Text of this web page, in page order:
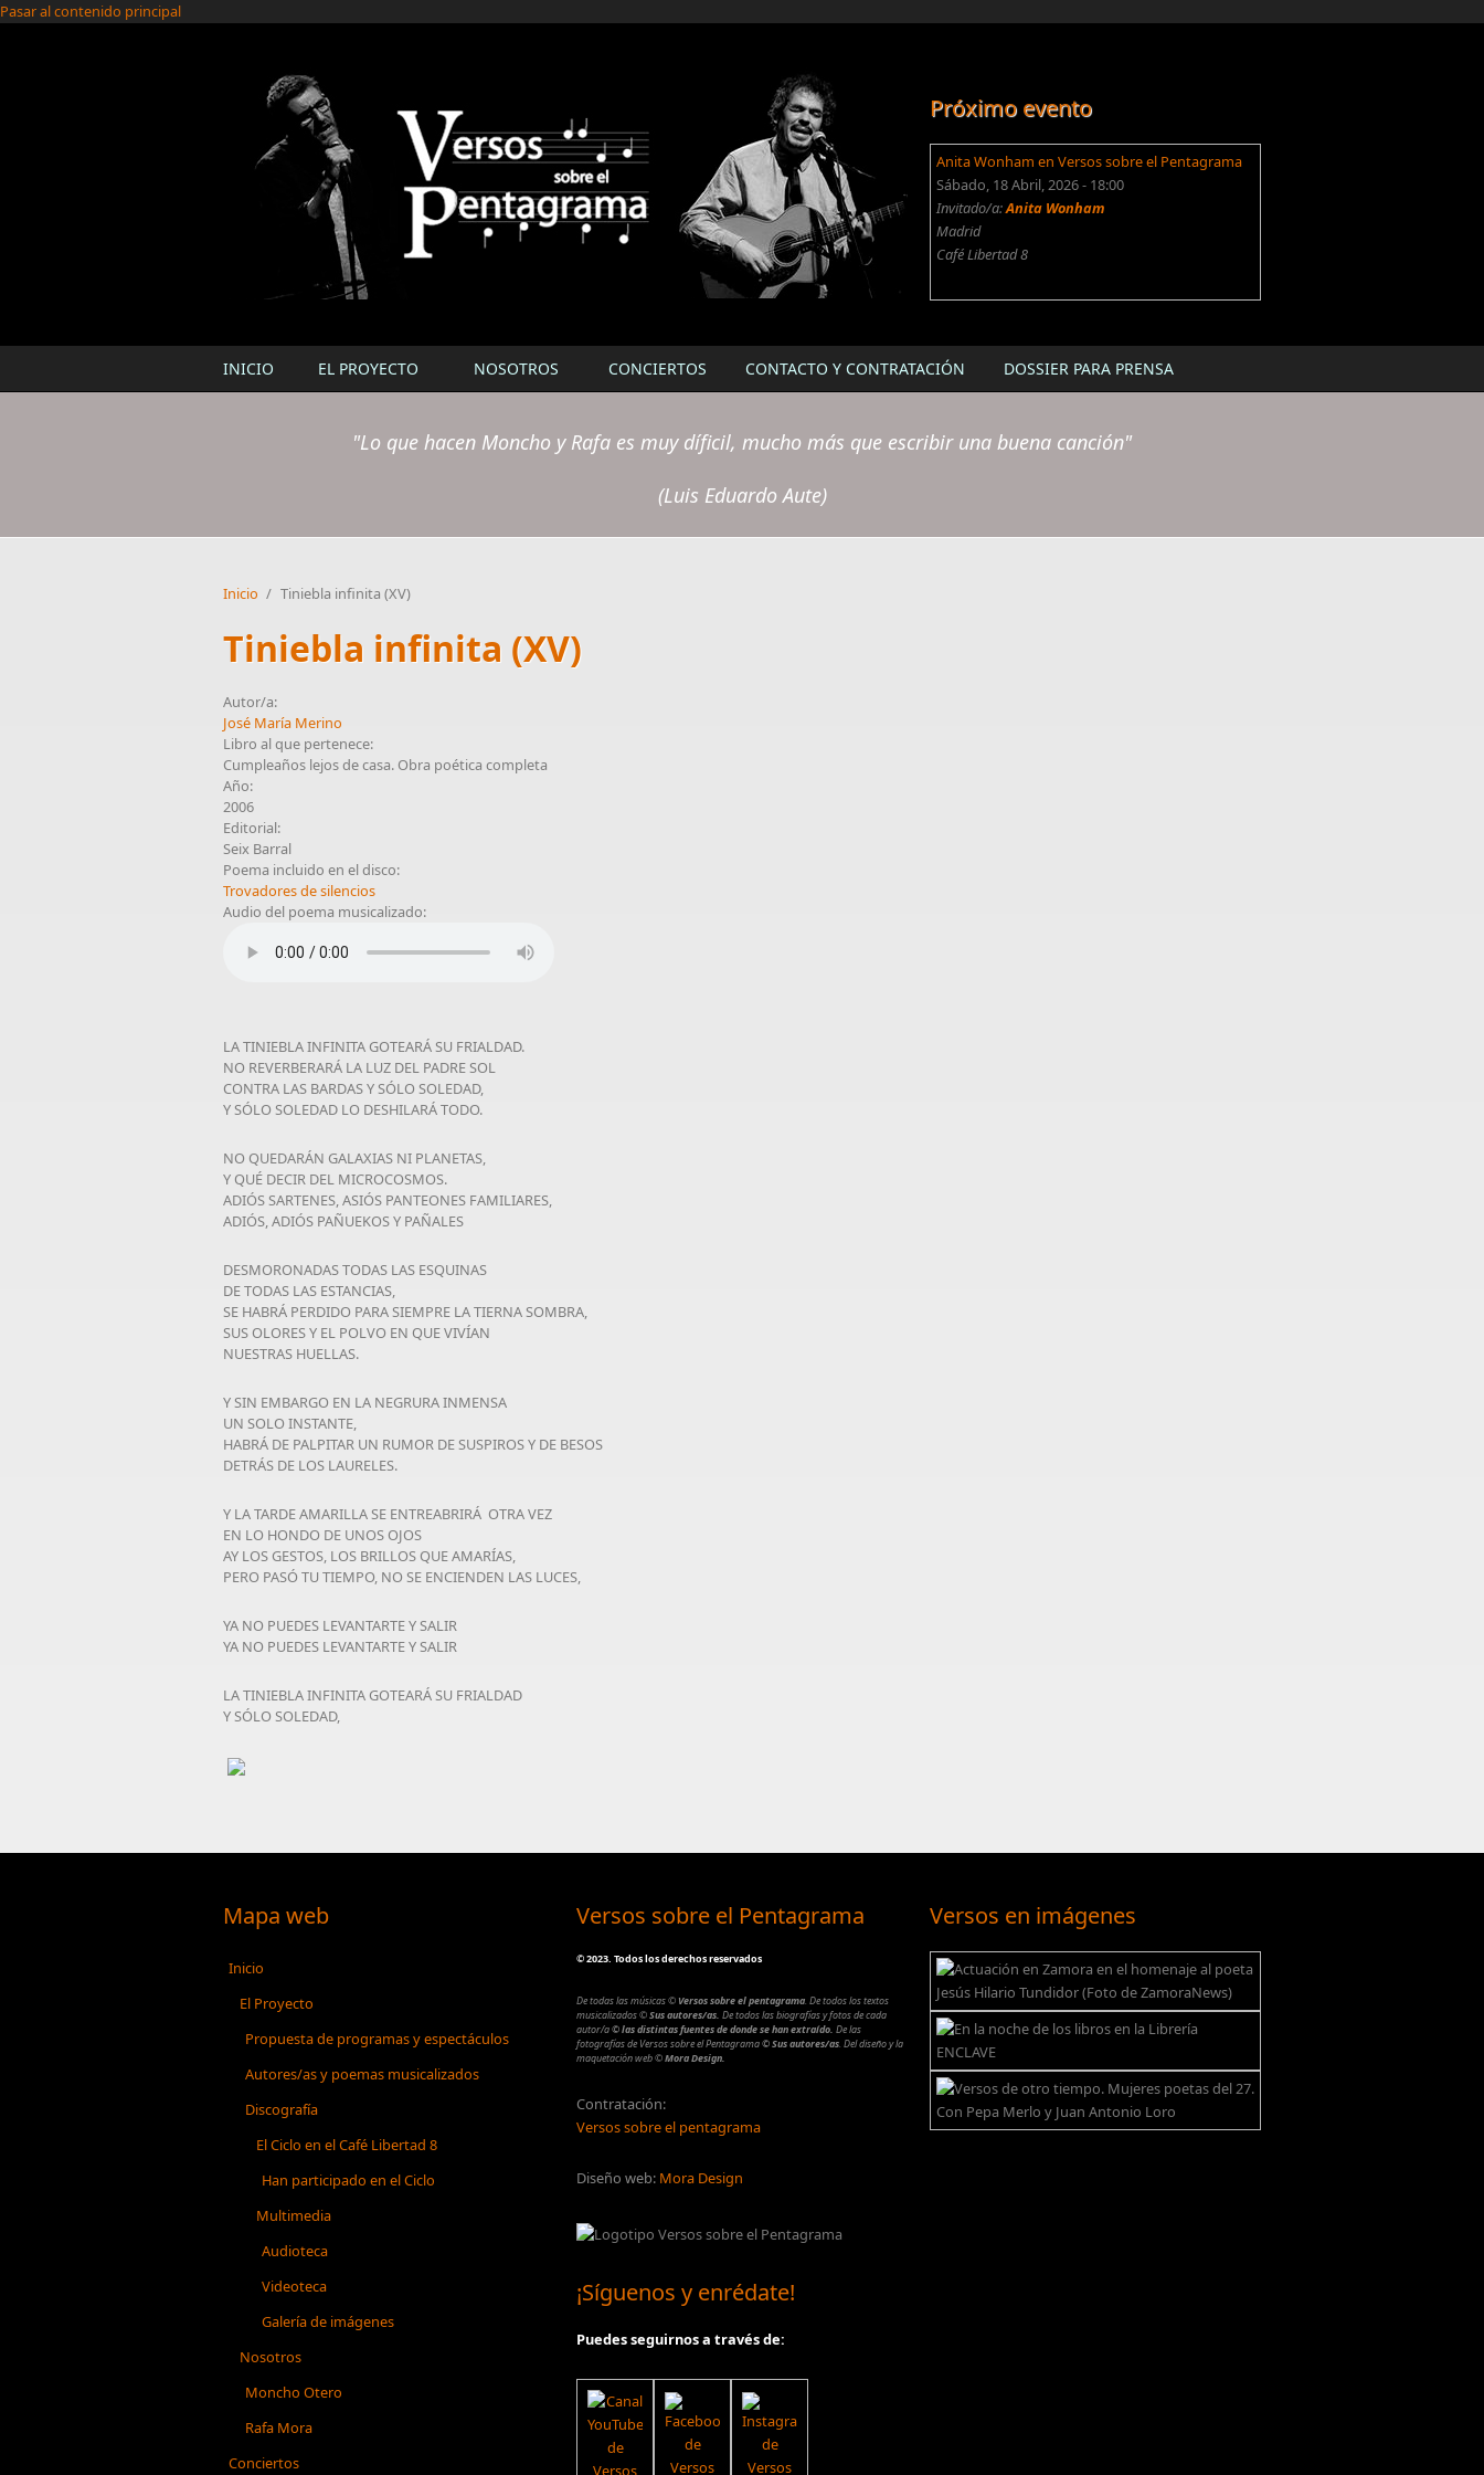
Pasar al contenido principal
Próximo evento
Anita Wonham en Versos sobre el Pentagrama
Sábado, 18 Abril, 2026 - 18:00
Invitado/a:Anita Wonham
Madrid
Café Libertad 8
INICIO EL PROYECTO NOSOTROS CONCIERTOS CONTACTO Y CONTRATACIÓN DOSSIER PARA PRENSA
"Lo que hacen Moncho y Rafa es muy díficil, mucho más que escribir una buena canción"
(Luis Eduardo Aute)
Inicio / Tiniebla infinita (XV)
Tiniebla infinita (XV)
Autor/a:
José María Merino
Libro al que pertenece:
Cumpleaños lejos de casa. Obra poética completa
Año:
2006
Editorial:
Seix Barral
Poema incluido en el disco:
Trovadores de silencios
Audio del poema musicalizado:
LA TINIEBLA INFINITA GOTEARÁ SU FRIALDAD.
NO REVERBERARÁ LA LUZ DEL PADRE SOL
CONTRA LAS BARDAS Y SÓLO SOLEDAD,
Y SÓLO SOLEDAD LO DESHILARÁ TODO.
NO QUEDARÁN GALAXIAS NI PLANETAS,
Y QUÉ DECIR DEL MICROCOSMOS.
ADIÓS SARTENES, ASIÓS PANTEONES FAMILIARES,
ADIÓS, ADIÓS PAÑUEKOS Y PAÑALES
DESMORONADAS TODAS LAS ESQUINAS
DE TODAS LAS ESTANCIAS,
SE HABRÁ PERDIDO PARA SIEMPRE LA TIERNA SOMBRA,
SUS OLORES Y EL POLVO EN QUE VIVÍAN
NUESTRAS HUELLAS.
Y SIN EMBARGO EN LA NEGRURA INMENSA
UN SOLO INSTANTE,
HABRÁ DE PALPITAR UN RUMOR DE SUSPIROS Y DE BESOS
DETRÁS DE LOS LAURELES.
Y LA TARDE AMARILLA SE ENTREABRIRÁ OTRA VEZ
EN LO HONDO DE UNOS OJOS
AY LOS GESTOS, LOS BRILLOS QUE AMARÍAS,
PERO PASÓ TU TIEMPO, NO SE ENCIENDEN LAS LUCES,
YA NO PUEDES LEVANTARTE Y SALIR
YA NO PUEDES LEVANTARTE Y SALIR
LA TINIEBLA INFINITA GOTEARÁ SU FRIALDAD
Y SÓLO SOLEDAD,
Mapa web
Inicio
El Proyecto
Propuesta de programas y espectáculos
Autores/as y poemas musicalizados
Discografía
El Ciclo en el Café Libertad 8
Han participado en el Ciclo
Multimedia
Audioteca
Videoteca
Galería de imágenes
Nosotros
Moncho Otero
Rafa Mora
Conciertos
Versos sobre el Pentagrama
©2023. Todos los derechos reservados
De todas las músicas© Versos sobre el pentagrama. De todos los textos
musicalizados©Sus autores/as. De todos las biografías y fotos de cada
autor/a© las distintas fuentes de donde se han extraído. De las
fotografías de Versos sobre el Pentagrama© Sus autores/as. Del diseño y la
maquetación web©Mora Design.
Contratación:
Versos sobre el pentagrama
Diseño web: Mora Design
¡Síguenos y enrédate!
Puedes seguirnos a través de:
Versos en imágenes